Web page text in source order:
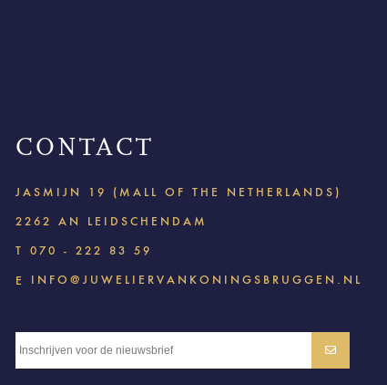
CONTACT
JASMIJN 19 (MALL OF THE NETHERLANDS)
2262 AN LEIDSCHENDAM
T 070 - 222 83 59
E INFO@JUWELIERVANKONINGSBRUGGEN.NL